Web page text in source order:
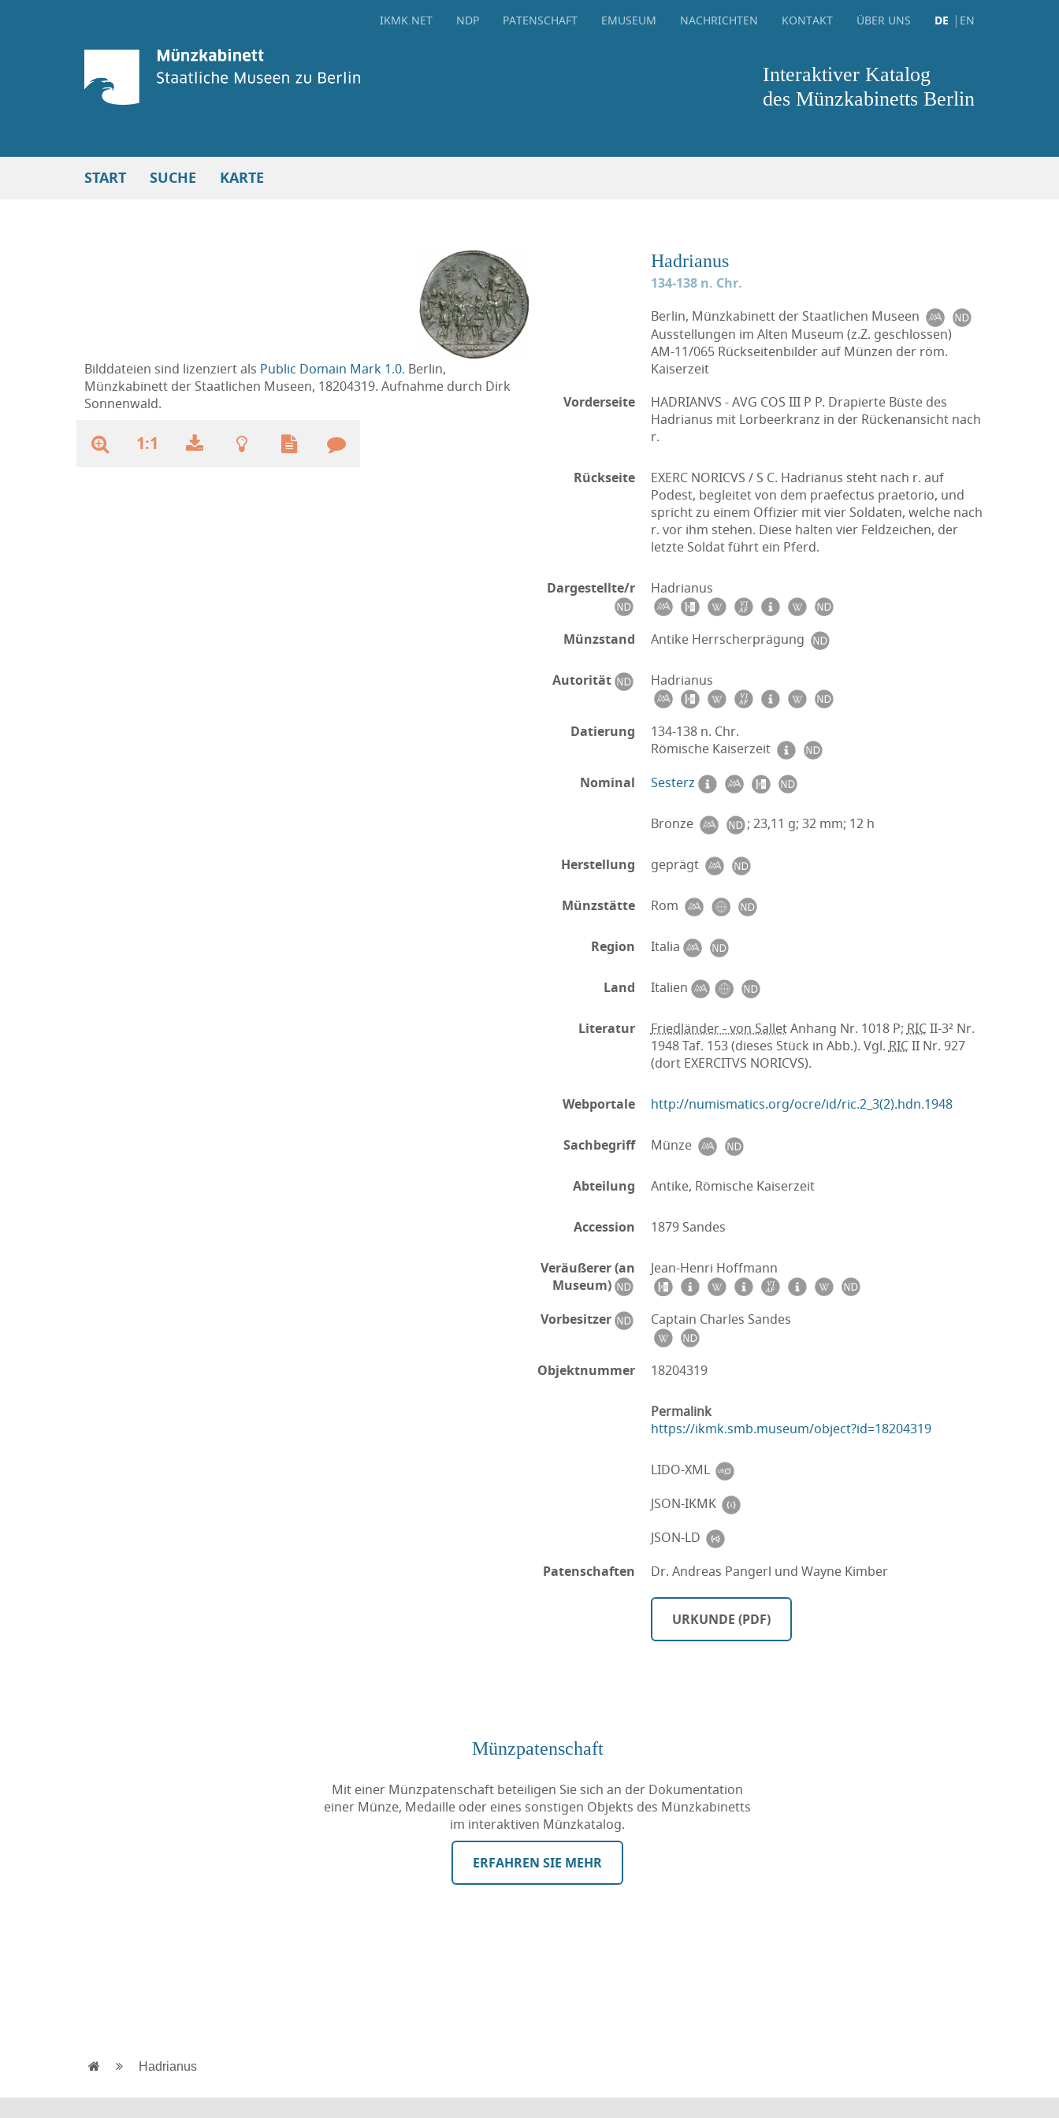
IKMK.NET NDP PATENSCHAFT EMUSEUM NACHRICHTEN KONTAKT ÜBER UNS DE EN
Interaktiver Katalog
des Münzkabinetts Berlin
START SUCHE KARTE
Bilddateien sind lizenziert als Public Domain Mark 1.0. Berlin,
Münzkabinett der Staatlichen Museen, 18204319. Aufnahme durch Dirk
Sonnenwald.
1:1
Hadrianus
134-138 n. Chr.
Berlin, Münzkabinett der Staatlichen Museen
Ausstellungen im Alten Museum (z.Z. geschlossen)
AM-11/065 Rückseitenbilder auf Münzen der röm.
Kaiserzeit
Vorderseite
HADRIANVS - AVG COS III P P. Drapierte Büste des
Hadrianus mit Lorbeerkranz in der Rückenansicht nach
r.
Rückseite
EXERC NORICVS / S C. Hadrianus steht nach r. auf
Podest, begleitet von dem praefectus praetorio, und
spricht zu einem Offizier mit vier Soldaten, welche nach
r. vor ihm stehen. Diese halten vier Feldzeichen, der
letzte Soldat führt ein Pferd.
Dargestellte/r Hadrianus
Münzstand Antike Herrscherprägung
Autorität Hadrianus
Datierung
134-138 n. Chr.
Römische Kaiserzeit
Nominal
Sesterz
Bronze ; 23,11 g; 32 mm; 12 h
Herstellung geprägt
Münzstätte Rom
Region Italia
Land Italien
Literatur Friedländer - von SalletAnhang Nr. 1018 P; RICII-3² Nr.
1948 Taf. 153 (dieses Stück in Abb.). Vgl. RICII Nr. 927
(dort EXERCITVS NORICVS).
Webportale http://numismatics.org/ocre/id/ric.2_3(2).hdn.1948
Sachbegriff Münze
Abteilung Antike, Römische Kaiserzeit
Accession 1879 Sandes
Veräußerer (an
Museum)
Jean-Henri Hoffmann
Vorbesitzer Captain Charles Sandes
Objektnummer 18204319
Permalink
https://ikmk.smb.museum/object?id=18204319
LIDO-XML
JSON-IKMK
JSON-LD
Patenschaften
Dr. Andreas Pangerl und Wayne Kimber
URKUNDE (PDF)
Münzpatenschaft
Mit einer Münzpatenschaft beteiligen Sie sich an der Dokumentation
einer Münze, Medaille oder eines sonstigen Objekts des Münzkabinetts
im interaktiven Münzkatalog.
ERFAHREN SIE MEHR
Hadrianus